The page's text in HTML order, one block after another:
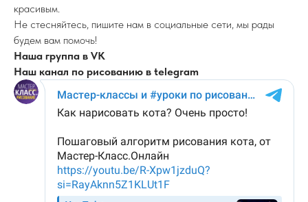
красивым.
Не стесняйтесь, пишите нам в социальные сети, мы рады
будем вам помочь!
Наша группа в VK
Наш канал по рисованию в telegram